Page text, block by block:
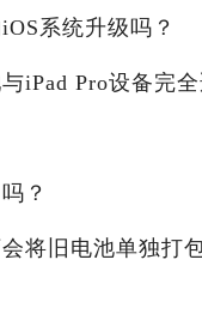
系统升级吗？
iPad Pro设备完
？
将旧电池单独打